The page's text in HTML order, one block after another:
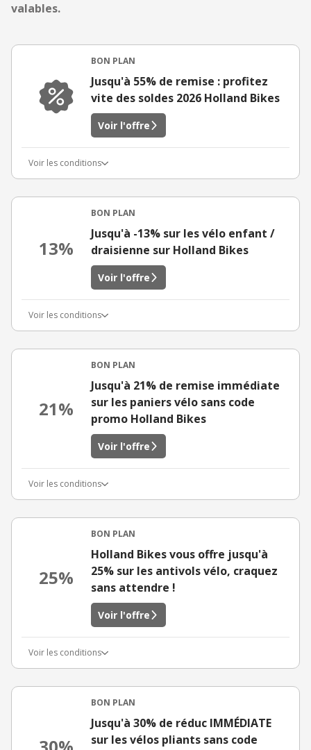
valables.
BON PLAN
Jusqu'à 55% de remise : profitez
vite des soldes 2026 Holland Bikes
Voir l'offre
Voir les conditions
13%
BON PLAN
Jusqu'à -13% sur les vélo enfant /
draisienne sur Holland Bikes
Voir l'offre
Voir les conditions
21%
BON PLAN
Jusqu'à 21% de remise immédiate
sur les paniers vélo sans code
promo Holland Bikes
Voir l'offre
Voir les conditions
25%
BON PLAN
Holland Bikes vous offre jusqu'à
25% sur les antivols vélo, craquez
sans attendre !
Voir l'offre
Voir les conditions
BON PLAN
Jusqu'à 30% de réduc IMMÉDIATE
sur les vélos pliants sans code